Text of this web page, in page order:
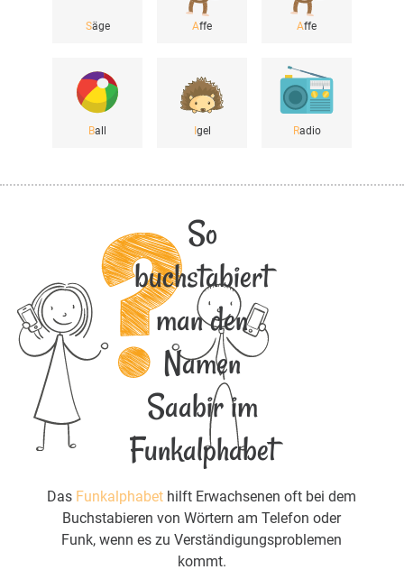
Säge Affe Affe
Ball Igel Radio
So
buchstabiert
man den
Namen
Saabir im
Funkalphabet
Das Funkalphabet hilft Erwachsenen oft bei dem
Buchstabieren von Wörtern am Telefon oder
Funk, wenn es zu Verständigungsproblemen
kommt.